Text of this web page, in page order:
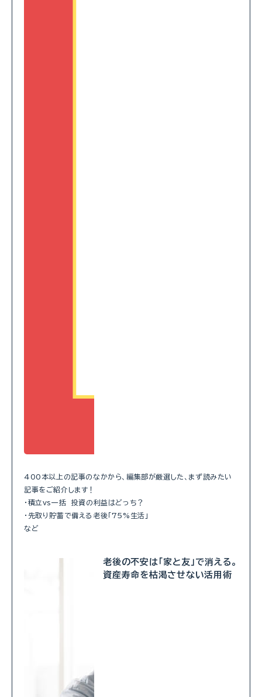
400本以上の記事のなかから、編集部が厳選した、まず読みたい
記事をご紹介します！
・積立vs一括 投資の利益はどっち？
・先取り貯蓄で備える老後「75%生活」
など
老後の不安は「家と友」で消える。
資産寿命を枯渇させない活用術